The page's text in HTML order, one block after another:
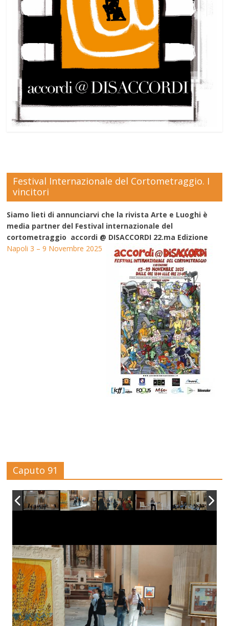
Festival Internazionale del Cortometraggio. I
vincitori
Siamo lieti di annunciarvi che la rivista Arte e Luoghi è
media partner del Festival internazionale del
cortometraggio accordi @ DISACCORDI 22.ma Edizione
Napoli 3 – 9 Novembre 2025
Caputo 91